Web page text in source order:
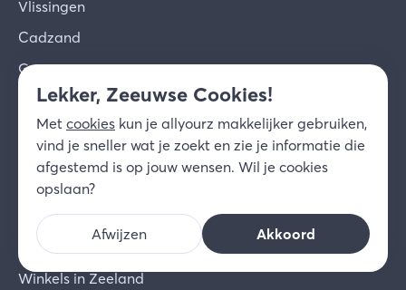
Vlissingen
Cadzand
Goes
Burgh-Haamstede
Alle bestemmingen in Zeeland
Veel bezocht
Eten en drinken Zeeland
Activiteiten Zeeland
Winkels in Zeeland
Lekker, Zeeuwse Cookies!
Met cookies kun je allyourz makkelijker gebruiken,
vind je sneller wat je zoekt en zie je informatie die
afgestemd is op jouw wensen. Wil je cookies
opslaan?
Afwijzen Akkoord